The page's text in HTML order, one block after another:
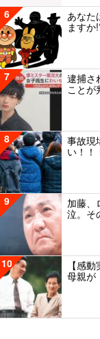
6
あなた
ますか
7
逮捕さ
こと
8
事故現
い！！
9
加藤、
泣。そ
10
【感
母親が